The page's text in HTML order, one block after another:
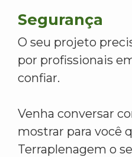
Segurança
O seu projeto
por profissionais
confiar.
Venha conversar
mostrar para você
Terraplenagem o